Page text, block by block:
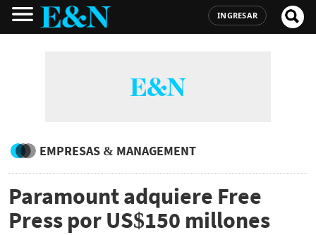
INGRESAR
EMPRESAS & MANAGEMENT
Paramount adquiere Free
Press por US$150 millones